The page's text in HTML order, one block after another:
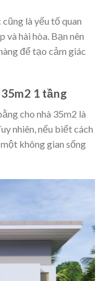
cũng là yếu tố quan
và hài hòa. Bạn nên
để tạo cảm giác
1 tầng
cho nhà 35m2 là
nhiên, nếu biết cách
không gian sống